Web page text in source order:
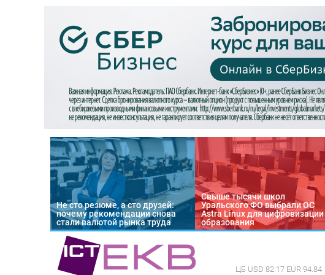
Не сто резюме, а сто друзей:
почему рекомендации снова
стали валютой рынка труда
Свыше тысячи школ
Уральского ФО выбрали ОС
Astra Linux для цифровизации
образования
ЦБ USD 82.17 EUR 94.84